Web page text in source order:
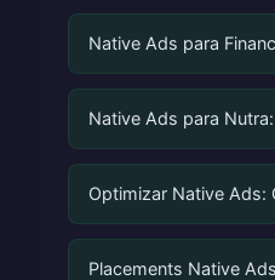
Native Ads para
Native Ads para
Optimizar Native Ads:
Placements Native